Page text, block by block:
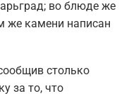
во блюде же
же камени написан
столько
за то, что